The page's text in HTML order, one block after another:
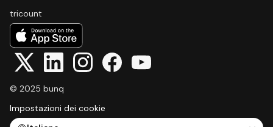
tricount
© 2025 bunq
Impostazioni dei cookie
Select Language